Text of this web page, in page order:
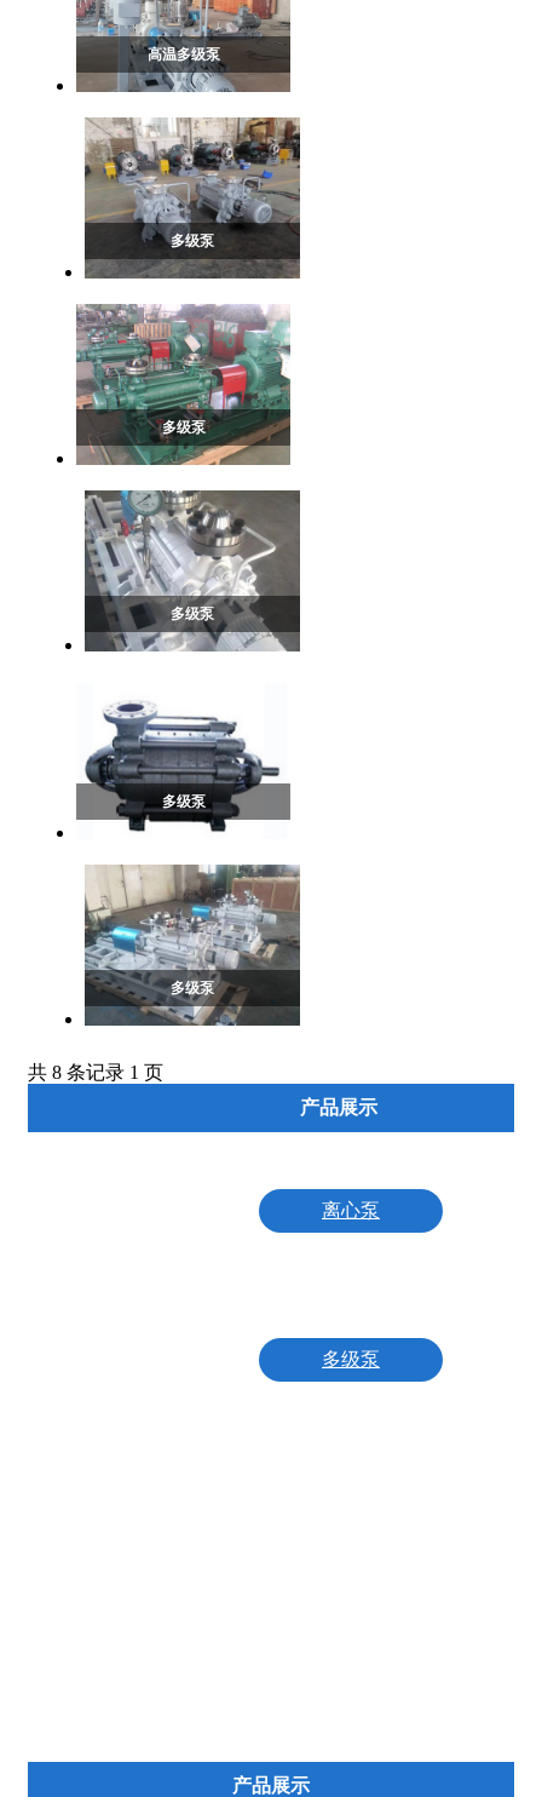
高温多级泵
多级泵
多级泵
多级泵
多级泵
多级泵
共 8 条记录 1 页
产品展示
离心泵
多级泵
产品展示